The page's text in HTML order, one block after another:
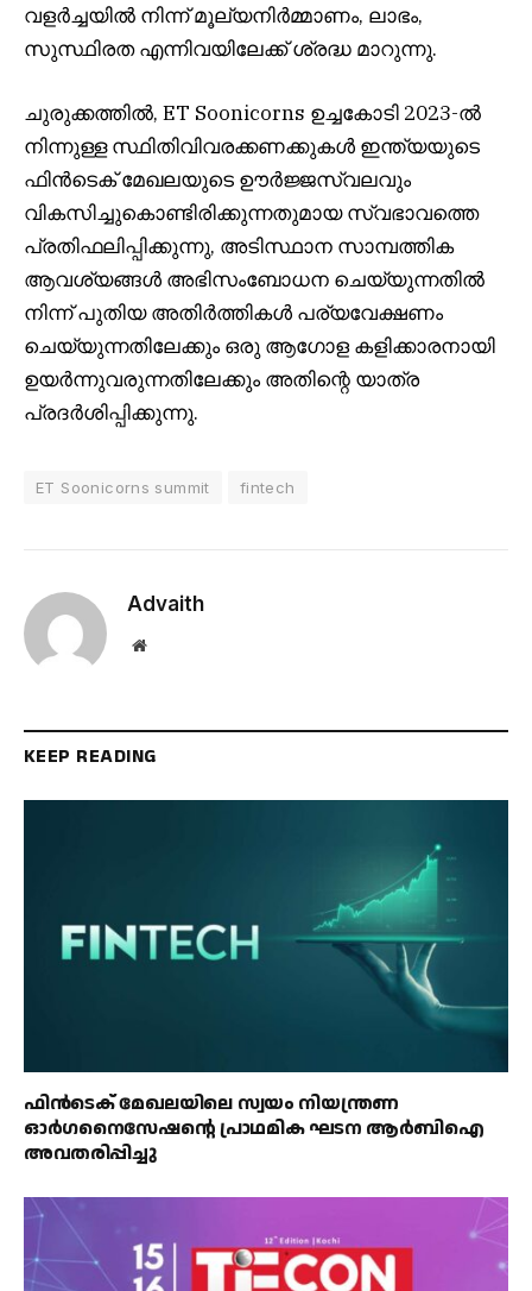
വളർച്ചയിൽ നിന്ന് മൂല്യനിർമ്മാണം, ലാഭം,
സുസ്ഥിരത എന്നിവയിലേക്ക് ശ്രദ്ധ മാറുന്നു.
ചുരുക്കത്തിൽ, ET Soonicorns ഉച്ചകോടി 2023-ൽ
നിന്നുള്ള സ്ഥിതിവിവരക്കണക്കുകൾ ഇന്ത്യയുടെ
ഫിൻടെക് മേഖലയുടെ ഊർജ്ജസ്വലവും
വികസിച്ചുകൊണ്ടിരിക്കുന്നതുമായ സ്വഭാവത്തെ
പ്രതിഫലിപ്പിക്കുന്നു, അടിസ്ഥാന സാമ്പത്തിക
ആവശ്യങ്ങൾ അഭിസംബോധന ചെയ്യുന്നതിൽ
നിന്ന് പുതിയ അതിർത്തികൾ പര്യവേക്ഷണം
ചെയ്യുന്നതിലേക്കും ഒരു ആഗോള കളിക്കാരനായി
ഉയർന്നുവരുന്നതിലേക്കും അതിന്റെ യാത്ര
പ്രദർശിപ്പിക്കുന്നു.
ET Soonicorns summit fintech
Advaith
Website
KEEP READING
ഫിൻ‌ടെക് മേഖലയിലെ സ്വയം നിയന്ത്രണ
ഓർഗനൈസേഷന്റെ പ്രാഥമിക ഘടന ആർ‌ബി‌ഐ
അവതരിപ്പിച്ചു